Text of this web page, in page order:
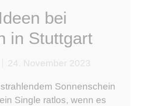
bei
in Stuttgart
24. November 2023
Sonnenschein
Single ratlos, wenn es